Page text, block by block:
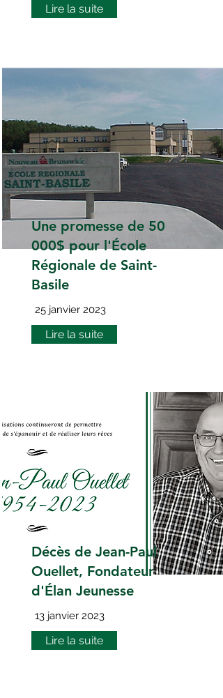
Lire la suite
Une promesse de 50
000$ pour l'École
Régionale de Saint-
Basile
25 janvier 2023
Lire la suite
Décès de Jean-Paul
Ouellet, Fondateur
d'Élan Jeunesse
13 janvier 2023
Lire la suite